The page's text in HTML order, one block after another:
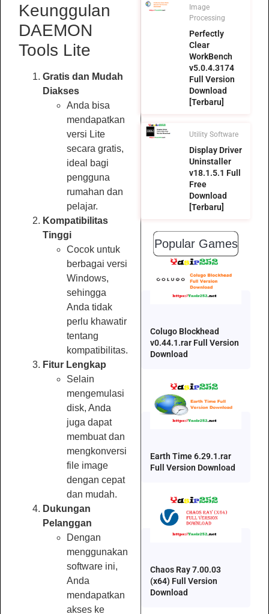
Keunggulan
DAEMON
Tools Lite
Gratis dan Mudah
Diakses
Anda bisa
mendapatkan
versi Lite
secara gratis,
ideal bagi
pengguna
rumahan dan
pelajar.
Kompatibilitas
Tinggi
Cocok untuk
berbagai versi
Windows,
sehingga
Anda tidak
perlu khawatir
tentang
kompatibilitas.
Fitur Lengkap
Selain
mengemulasi
disk, Anda
juga dapat
membuat dan
mengkonversi
file image
dengan cepat
dan mudah.
Dukungan
Pelanggan
Dengan
menggunakan
software ini,
Anda
mendapatkan
akses ke
Image
Processing
Perfectly
Clear
WorkBench
v5.0.4.3174
Full Version
Download
[Terbaru]
Utility Software
Display Driver
Uninstaller
v18.1.5.1 Full
Free
Download
[Terbaru]
Popular Games
Colugo Blockhead
v0.44.1.rar Full Version
Download
Earth Time 6.29.1.rar
Full Version Download
Chaos Ray 7.00.03
(x64) Full Version
Download